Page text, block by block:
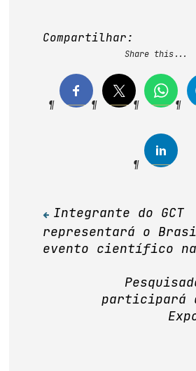
Compartilhar:
Share this...
Navegação
de
Integrante do GCT
representará o
evento científico na
participará